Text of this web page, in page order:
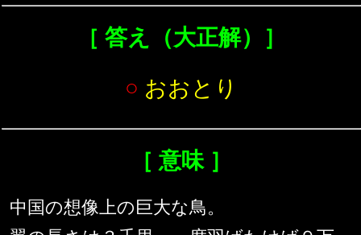
［ 答え（大正解）］
○ おおとり
［ 意味 ］
中国の想像上の巨大な鳥。